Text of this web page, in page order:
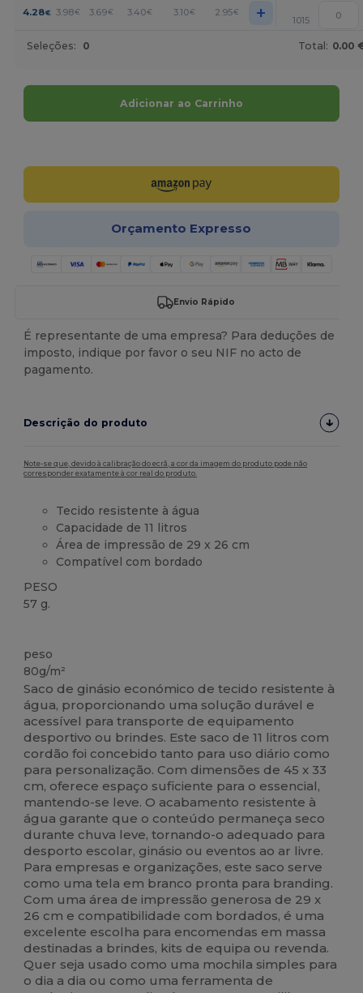
4.28€ 3.98€ 3.69€ 3.40€ 3.10€ 2.95€ + 1015
Seleções: 0 Total: 0.00
Adicionar ao Carrinho
Orçamento Expresso
Envio Rápido
É representante de uma empresa? Para deduções de
imposto, indique por favor o seu NIF no acto de
pagamento.
Descrição do produto
Note-se que, devido à calibração do ecrã, a cor da imagem do produto pode não
corresponder exatamente à cor real do produto.
Tecido resistente à água
Capacidade de 11 litros
Área de impressão de 29 x 26 cm
Compatível com bordado
PESO
57 g.
peso
80g/m²
Saco de ginásio económico de tecido resistente à
água, proporcionando uma solução durável e
acessível para transporte de equipamento
desportivo ou brindes. Este saco de 11 litros com
cordão foi concebido tanto para uso diário como
para personalização. Com dimensões de 45 x 33
cm, oferece espaço suficiente para o essencial,
mantendo-se leve. O acabamento resistente à
água garante que o conteúdo permaneça seco
durante chuva leve, tornando-o adequado para
desporto escolar, ginásio ou eventos ao ar livre.
Para empresas e organizações, este saco serve
como uma tela em branco pronta para branding.
Com uma área de impressão generosa de 29 x
26 cm e compatibilidade com bordados, é uma
excelente escolha para encomendas em massa
destinadas a brindes, kits de equipa ou revenda.
Quer seja usado como uma mochila simples para
o dia a dia ou como uma ferramenta de